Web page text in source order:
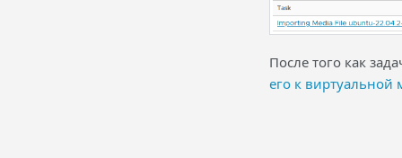
После того как
его к виртуальной